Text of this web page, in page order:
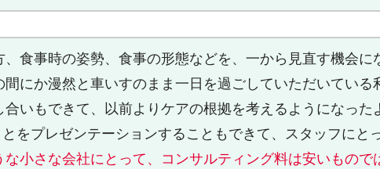
食事時の姿勢、食事の形態などを、一から見直す機会に
にか漫然と車いすのまま一日を過ごしていただいている
いもできて、以前よりケアの根拠を考えるようになった
をプレゼンテーションすることもできて、スタッフにと
な小さな会社にとって、コンサルティング料は安いもの